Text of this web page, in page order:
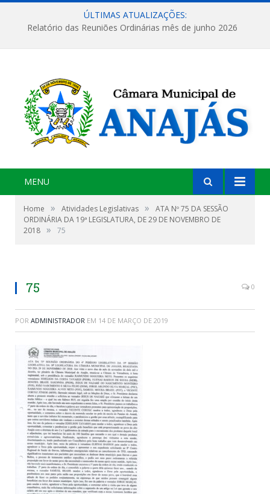
ÚLTIMAS ATUALIZAÇÕES:
Relatório das Reuniões Ordinárias mês de junho 2026
MENU
Home » Atividades Legislativas »
ATA Nº 75 DA SESSÃO
ORDINÁRIA DA 19ª LEGISLATURA, DE 29 DE NOVEMBRO DE
2018 » 75
75 0
POR ADMINISTRADOR EM 14 DE MARÇO DE 2019